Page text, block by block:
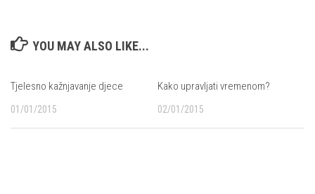
YOU MAY ALSO LIKE...
Tjelesno kažnjavanje djece
01/01/2015
Kako upravljati vremenom?
02/01/2015